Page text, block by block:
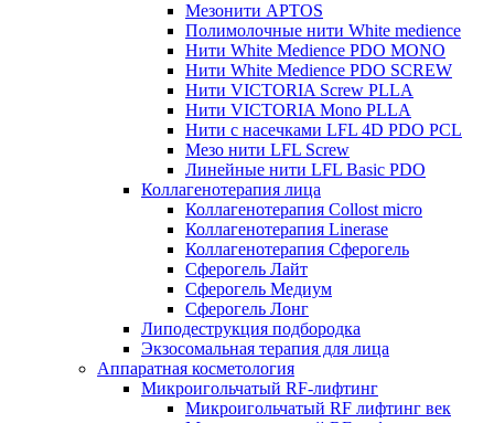
Мезонити APTOS
Полимолочные нити White medience
Нити White Medience PDO MONO
Нити White Medience PDO SCREW
Нити VICTORIA Screw PLLA
Нити VICTORIA Mono PLLA
Нити с насечками LFL 4D PDO PCL
Мезо нити LFL Screw
Линейные нити LFL Basic PDO
Коллагенотерапия лица
Коллагенотерапия Collost micro
Коллагенотерапия Linerase
Коллагенотерапия Сферогель
Сферогель Лайт
Сферогель Медиум
Сферогель Лонг
Липодеструкция подбородка
Экзосомальная терапия для лица
Аппаратная косметология
Микроигольчатый RF-лифтинг
Микроигольчатый RF лифтинг век